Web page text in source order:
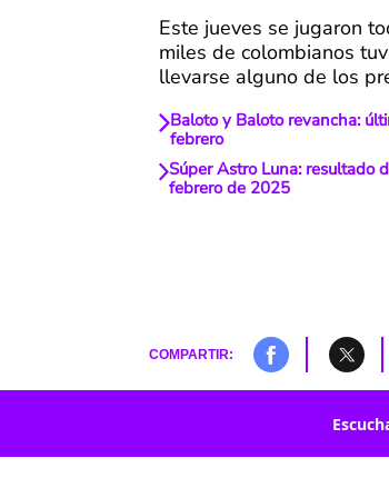
Este jueves se jugaron
miles de colombianos
llevarse alguno de los
Baloto y Baloto revancha:
febrero
Súper Astro Luna: resultado
febrero de 2025
COMPARTIR: